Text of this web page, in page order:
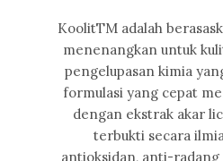
KoolitTM adalah
menenangkan untuk
pengelupasan kimia
formulasi yang cepat
dengan ekstrak akar
terbukti secara
antioksidan, anti-